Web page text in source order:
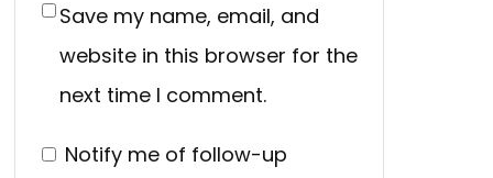
Save my name, email, and
website in this browser for the
next time I comment.
Notify me of follow-up